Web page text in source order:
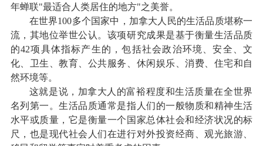
年蝉联"最适合人类居住的地方"之美誉。
在世界100多个国家中，加拿大人民的生活品质堪称一
流，其地位举世公认。该项研究成果是基于衡量生活品质
的42项具体指标产生的，包括社会政治环境、安全、文
化、卫生、教育、公共服务、休闲娱乐、消费、住宅和自
然环境等。
这就是说，加拿大人的富裕程度和生活质量在全世界
名列第一。生活品质通常是指人们的一般物质和精神生活
水平或质量，它是衡量一个国家总体社会和经济状况的标
尺，也是现代社会人们在进行对外投资经商、观光旅游、